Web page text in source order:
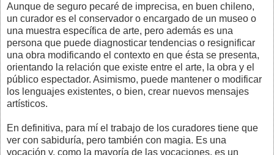
Aunque de seguro pecaré de imprecisa, en buen chileno,
un curador es el conservador o encargado de un museo o
una muestra específica de arte, pero además es una
persona que puede diagnosticar tendencias o resignificar
una obra modificando el contexto en que ésta se presenta,
orientando la relación que existe entre el arte, la obra y el
público espectador. Asimismo, puede mantener o modificar
los lenguajes existentes, o bien, crear nuevos mensajes
artísticos.
En definitiva, para mí el trabajo de los curadores tiene que
ver con sabiduría, pero también con magia. Es una
vocación y, como la mayoría de las vocaciones, es un